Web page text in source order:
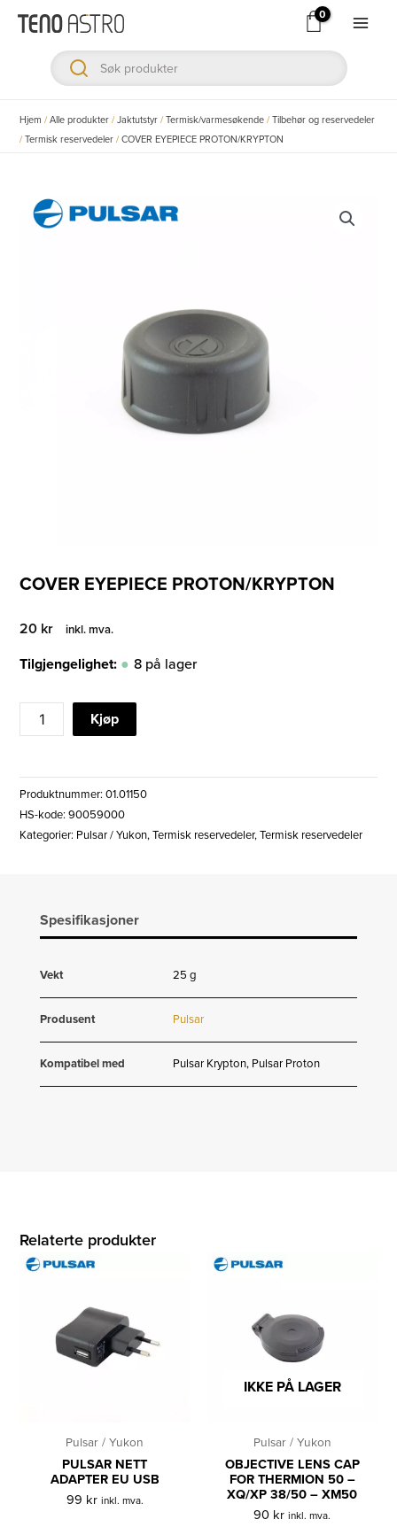
Hopp
innholdet
Hjem /Alle produkter /Jaktutstyr /Termisk/varmesøkende /Tilbehør og reservedeler
/Termisk reservedeler /COVER EYEPIECE PROTON/KRYPTON
COVER EYEPIECE PROTON/KRYPTON
20 kr inkl. mva.
Tilgjengelighet: 8 på lager
COVER
EYEPIECE
antall
Kjøp
Produktnummer:01.01150
HS-kode: 90059000
Kategorier: Pulsar / Yukon,Termisk reservedeler,Termisk reservedeler
Spesifikasjoner
Vekt 25 g
Produsent Pulsar
Kompatibel med Pulsar Krypton, Pulsar Proton
Relaterte produkter
Pulsar / Yukon
PULSAR NETT
ADAPTER EU USB
99 kr inkl. mva.
IKKE PÅ LAGER
Pulsar / Yukon
OBJECTIVE LENS CAP
FOR THERMION 50 –
XQ/XP 38/50 – XM50
90 kr inkl. mva.